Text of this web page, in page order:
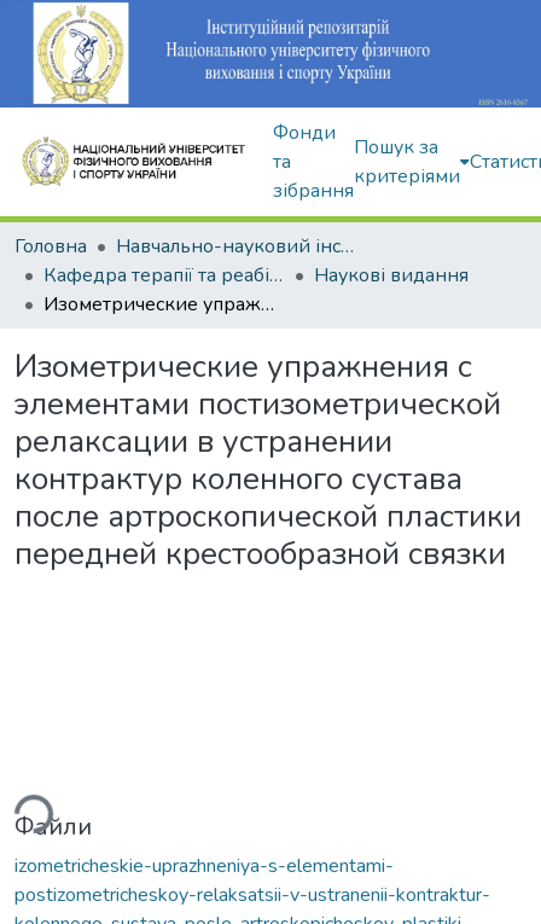
Фонди
та
зібрання
Пошук за
критеріями
Головна
Навчально-науковий інститут здоров'я, реабілітації та фізичного виховання
Кафедра терапії та реабілітації
Наукові видання
Изометрические упражнения с элементами постизометрической релаксации в устранении контрактур коленного сустава после артроскопической пластики передней крестообразной связки
Изометрические упражнения с
элементами постизометрической
релаксации в устранении
контрактур коленного сустава
после артроскопической пластики
передней крестообразной связки
Файли
izometricheskie-uprazhneniya-s-elementami-
postizometricheskoy-relaksatsii-v-ustranenii-kontraktur-